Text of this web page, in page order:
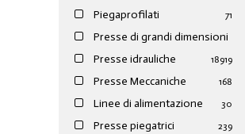
Piegaprofilati 71
Presse di grandi dimensioni
19
Presse idrauliche 189
Presse Meccaniche 168
Linee di alimentazione 30
Presse piegatrici 239